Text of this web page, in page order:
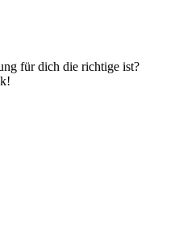
für dich die richtige ist?